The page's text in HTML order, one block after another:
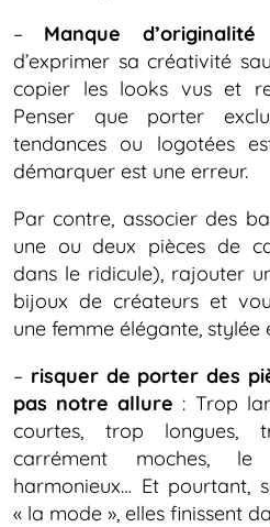
– Manque d’originalité
d’exprimer sa créativité
copier les looks vus et
Penser que porter
tendances ou logotées
démarquer est une erreur.
Par contre, associer des
une ou deux pièces de
dans le ridicule), rajouter
bijoux de créateurs et
une femme élégante, stylée
– risquer de porter des
pas notre allure : Trop
courtes, trop longues,
carrément moches,
harmonieux… Et pourtant,
« la mode », elles finissent